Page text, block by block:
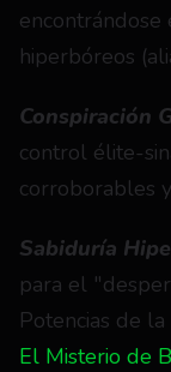
encontrándose
hiperbóreos
Conspiración
control élite-
corroborables
Sabiduría
para el
El Misterio de